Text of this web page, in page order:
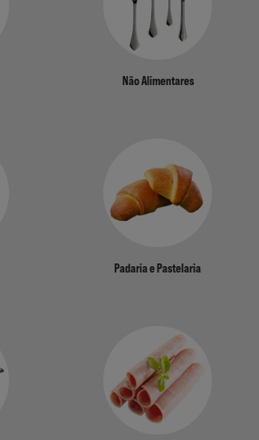
Não Alimentares
Padaria e Pastelaria